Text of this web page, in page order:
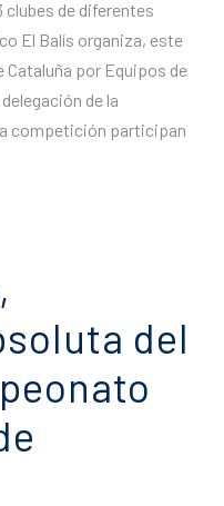
clubes de diferentes
El Balís organiza, este
Cataluña por Equipos de
de la
competición participan
del